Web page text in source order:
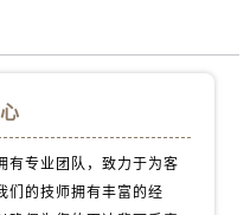
安徽省池州市贵池区长江路百达翡丽售后服务中心（需提前预约）
有专业团队，致力于为客
们的技师拥有丰富的经